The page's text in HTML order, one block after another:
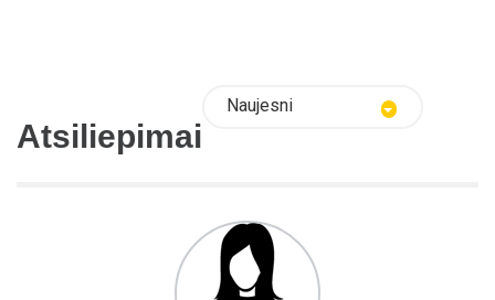
Atsiliepimai
Naujesni